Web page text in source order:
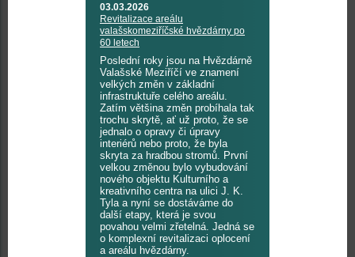
03.03.2026
Revitalizace areálu
valašskomeziříčské hvězdárny po
60 letech
Poslední roky jsou na Hvězdárně
Valašské Meziříčí ve znamení
velkých změn v základní
infrastruktuře celého areálu.
Zatím většina změn probíhala tak
trochu skrytě, ať už proto, že se
jednalo o opravy či úpravy
interiérů nebo proto, že byla
skryta za hradbou stromů. První
velkou změnou bylo vybudování
nového objektu Kulturního a
kreativního centra na ulici J. K.
Tyla a nyní se dostáváme do
další etapy, která je svou
povahou velmi zřetelná. Jedná se
o komplexní revitalizaci oplocení
a areálu hvězdárny.